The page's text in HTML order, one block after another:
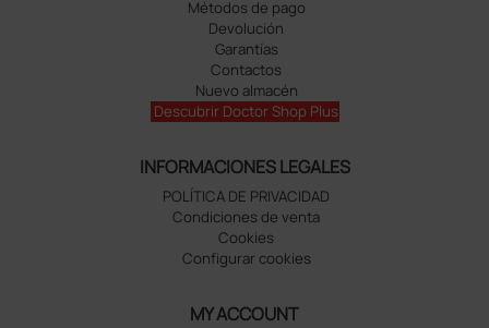
Métodos de pago
Devolución
Garantías
Contactos
Nuevo almacén
Descubrir Doctor Shop Plus
INFORMACIONES LEGALES
POLÍTICA DE PRIVACIDAD
Condiciones de venta
Cookies
Configurar cookies
MY ACCOUNT